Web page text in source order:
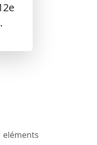
eléments